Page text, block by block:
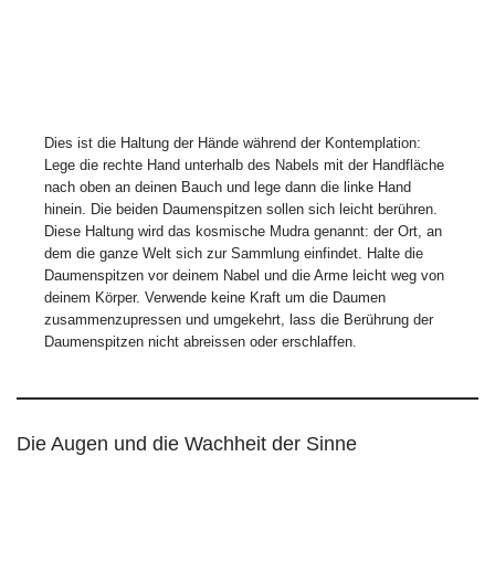
Dies ist die Haltung der Hände während der Kontemplation:
Lege die rechte Hand unterhalb des Nabels mit der Handfläche
nach oben an deinen Bauch und lege dann die linke Hand
hinein. Die beiden Daumenspitzen sollen sich leicht berühren.
Diese Haltung wird das kosmische Mudra genannt: der Ort, an
dem die ganze Welt sich zur Sammlung einfindet. Halte die
Daumenspitzen vor deinem Nabel und die Arme leicht weg von
deinem Körper. Verwende keine Kraft um die Daumen
zusammenzupressen und umgekehrt, lass die Berührung der
Daumenspitzen nicht abreissen oder erschlaffen.
Die Augen und die Wachheit der Sinne